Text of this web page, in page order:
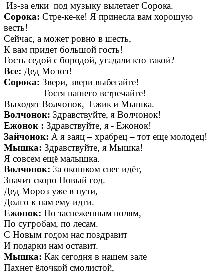
Из-за елки под музыку вылетает Сорока.
Сорока: Стре-ке-ке! Я принесла вам хорошую
весть!
Сейчас, а может ровно в шесть,
К вам придет большой гость!
Гость седой с бородой, угадали кто такой?
Все: Дед Мороз!
Сорока: Звери, звери выбегайте!
Гостя нашего встречайте!
Выходят Волчонок, Ежик и Мышка.
Волчонок: Здравствуйте, я Волчонок!
Ежонок : Здравствуйте, я - Ежонок!
Зайчонок: А я заяц – храбрец – тот еще молодец!
Мышка: Здравствуйте, я Мышка!
Я совсем ещё малышка.
Волчонок: За окошком снег идёт,
Значит скоро Новый год.
Дед Мороз уже в пути,
Долго к нам ему идти.
Ежонок: По заснеженным полям,
По сугробам, по лесам.
С Новым годом нас поздравит
И подарки нам оставит.
Мышка: Как сегодня в нашем зале
Пахнет ёлочкой смолистой,